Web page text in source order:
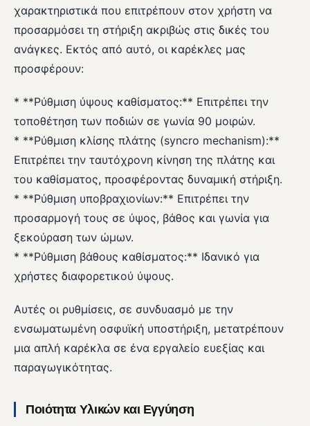
χαρακτηριστικά που επιτρέπουν στον χρήστη να
προσαρμόσει τη στήριξη ακριβώς στις δικές του
ανάγκες. Εκτός από αυτό, οι καρέκλες μας
προσφέρουν:
* **Ρύθμιση ύψους καθίσματος:** Επιτρέπει την
τοποθέτηση των ποδιών σε γωνία 90 μοιρών.
* **Ρύθμιση κλίσης πλάτης (syncro mechanism):**
Επιτρέπει την ταυτόχρονη κίνηση της πλάτης και
του καθίσματος, προσφέροντας δυναμική στήριξη.
* **Ρύθμιση υποβραχιονίων:** Επιτρέπει την
προσαρμογή τους σε ύψος, βάθος και γωνία για
ξεκούραση των ώμων.
* **Ρύθμιση βάθους καθίσματος:** Ιδανικό για
χρήστες διαφορετικού ύψους.
Αυτές οι ρυθμίσεις, σε συνδυασμό με την
ενσωματωμένη οσφυϊκή υποστήριξη, μετατρέπουν
μια απλή καρέκλα σε ένα εργαλείο ευεξίας και
παραγωγικότητας.
Ποιότητα Υλικών και Εγγύηση